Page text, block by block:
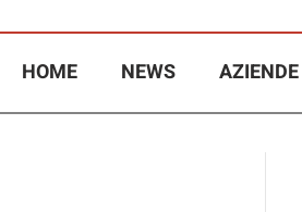
HOME NEWS AZIENDE